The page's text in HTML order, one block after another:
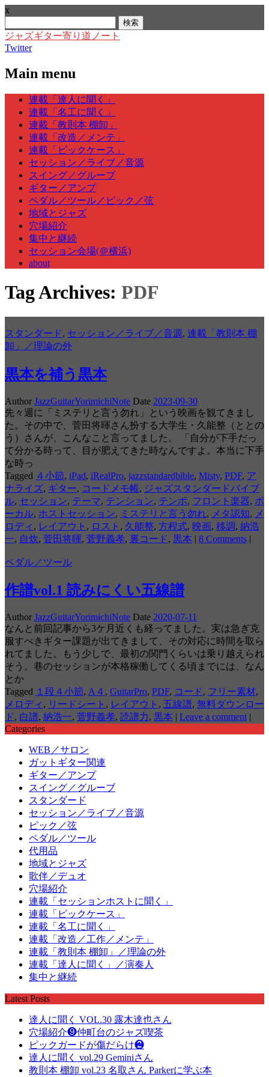
x
索:
ジャズギター寄り道ノート
Twitter
Main menu
Skip
content
連載「達人に聞く」
連載「名工に聞く」
連載「教則本 棚卸」
連載「改造／メンテ」
連載「ピックケース」
セッション／ライブ／音源
スイング／グルーブ
ギター／アンプ
ペダル／ツール／ピック／弦
地域とジャズ
穴場紹介
集中と継続
セッション会場(＠横浜)
about
Tag Archives: PDF
スタンダード, セッション／ライブ／音源, 連載「教則本 棚
卸」／理論の外
黒本を補う黒本
Author JazzGuitarYorimichiNote Date 2023-09-30
先々週に「ミステリと言う勿れ」という映画を観てきまし
た。その中で、菅田将暉さん扮する大学生・久能整（ととの
う）さんが、こんなこと言ってました。 「自分が下手だっ
て分かる時って、目が肥えてきた時なんですよ。本当に下手
な時っ
Tagged ４小節, iPad, iRealPro, jazzstandardbible, Misty, PDF, ア
ナライズ, ギター, コードメモ帳, ジャズスタンダードバイブ
ル, セッション, テーマ, テンション, テンポ, フロント楽器, ボ
ーカル, ホストセッション, ミステリと言う勿れ, メタ認知, メ
ロディ , レイアウト , ロスト , 久能整, 方程式, 映画, 移調, 納浩
一, 自炊, 菅田将暉, 菅野義孝, 裏コード, 黒本 | 8 Comments |
ペダル／ツール
作譜vol.1 読みにくい五線譜
Author JazzGuitarYorimichiNote Date 2020-07-11
なんと前回記事から3ケ月近くも経ってました。実は急ぎ克
服すべきギター課題が出てきまして、その対応に時間を取ら
れてました。もう少しで、最初の関門くらいは乗り越えられ
そう。巷のセッションが本格稼働してくる頃までには、なん
とか
Tagged １段４小節, A４ , GuitarPro, PDF, コード, フリー素材,
メロディ , リードシート , レイアウト , 五線譜, 無料ダウンロー
ド, 白譜, 納浩一, 菅野義孝, 読譜力, 黒本 | Leave a comment |
Categories
WEB／サロン
ガットギター関連
ギター／アンプ
スイング／グルーブ
スタンダード
セッション／ライブ／音源
ピック／弦
ペダル／ツール
代用品
地域とジャズ
歌伴／デュオ
穴場紹介
連載「セッションホストに聞く」
連載「ピックケース」
連載「名工に聞く」
連載「改造／工作／メンテ」
連載「教則本 棚卸」／理論の外
連載「達人に聞く」／演奏人
集中と継続
Latest Posts
達人に聞く VOL.30 露木達也さん
穴場紹介❾仲町台のジャズ喫茶
ピックガードが傷だらけ❷
達人に聞く vol.29 Geminiさん
教則本 棚卸 vol.23 名取さん Parkerに学ぶ本